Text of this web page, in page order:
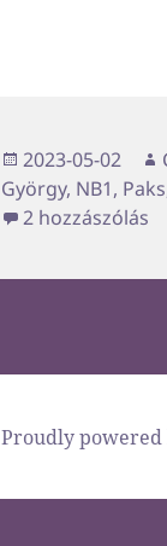
Közzétéve
2023-05-02
György, NB1, Paks
2 hozzászólás
Proudly powered